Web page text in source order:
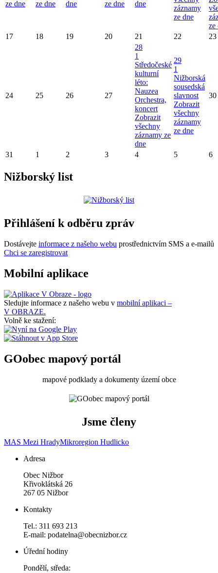
ze dne ze dne dne ze dne dne
záznamy
ze dne
ze
17
18 19 20 21 22 23
24 25 26 27
28
1
Středočeské
kulturní
léto:
Nauzea
Orchestra,
koncert
Zobrazit
všechny
záznamy ze
dne
29
1
Nižborská
sousedská
slavnost
Zobrazit
všechny
záznamy
ze dne
30
31 1 2 3 4 5 6
Nižborský list
Přihlášení k odběru zpráv
Dostávejte informace z našeho webu prostřednictvím SMS a e-mailů
Chci se zaregistrovat
Mobilní aplikace
Sledujte informace z našeho webu v mobilní aplikaci –
V OBRAZE.
Volně ke stažení:
GOobec mapový portál
mapové podklady a dokumenty území obce
Jsme členy
MAS Mezi HradyMikroregion Hudlicko
Adresa
Obec Nižbor
Křivoklátská 26
267 05 Nižbor
Kontakty
Tel.: 311 693 213
E-mail: podatelna@obecnizbor.cz
Úřední hodiny
Pondělí, středa: